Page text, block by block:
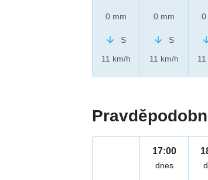
0 mm
S
11 km/h
0 mm
S
11 km/h
0
17:00
dnes